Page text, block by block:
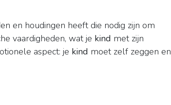
en houdingen heeft die nodig zijn om
vaardigheden, wat je kind met zijn
aspect: je kind moet zelf zeggen en